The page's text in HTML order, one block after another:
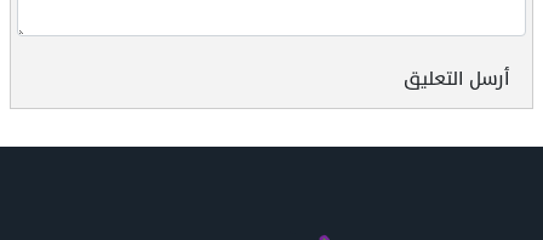
أرسل التعليق